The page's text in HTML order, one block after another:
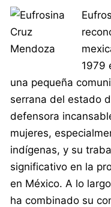
1979
una pequeña
serrana del estado
defensora
mujeres,
indígenas, y su
significativo en la
en México. A lo
ha combinado su